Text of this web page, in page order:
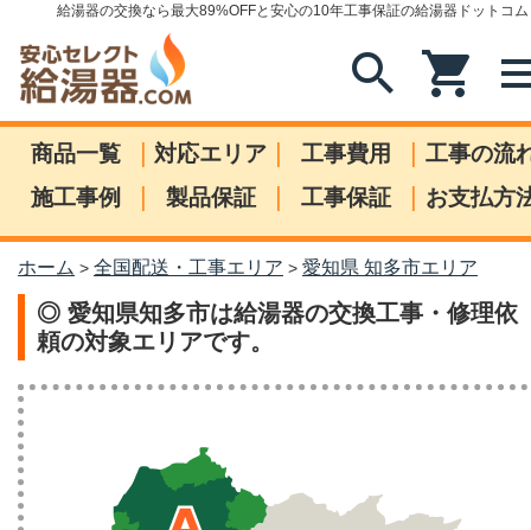
給湯器の交換なら最大89%OFFと安心の10年工事保証の給湯器ドットコム
search shopping_cart
商品一覧 | 対応エリア | 工事費用 | 工事の流
施工事例
| 製品保証 | 工事保証 | お支払方
ホーム > 全国配送・工事エリア > 愛知県 知多市エリア
◎ 愛知県知多市は給湯器の交換工事・修理依
頼の対象エリアです。